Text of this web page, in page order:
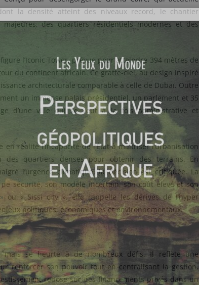
la densité atteint des niveaux record, le chantier
des quartiers résidentiels modernes et des
l’Iconic Tower, prévue pour atteindre 394 mètres de
du continent africain. Ce gratte-ciel, au design inspiré
architecturale comparable à celle de Dubaï. Outre
un immense palais présidentiel, un parlement et 35
d’une ville qui se veut à la fois administrative et
réalité l’incapacité de l’État à maîtriser l’urbanisation
des quartiers denses pour obtenir des terrains. En
l’urgence climatique, la décision est critiquée. La
sécurité, son modèle incertain, son coût élevé et son
ou « Sissi city », elle rappelle les dérives de l’hyper
politiques, économiques et environnementaux.
se heurte à de nombreux défis. Il reflète une
renforcer son pouvoir tout en centralisant la gestion,
repose sur des financements privés dans un